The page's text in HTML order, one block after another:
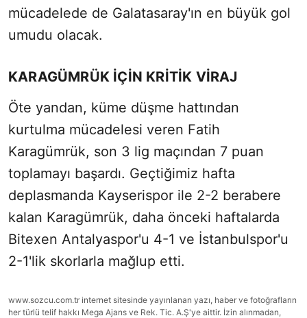
mücadelede de Galatasaray'ın en büyük gol
umudu olacak.
KARAGÜMRÜK İÇİN KRİTİK VİRAJ
Öte yandan, küme düşme hattından
kurtulma mücadelesi veren Fatih
Karagümrük, son 3 lig maçından 7 puan
toplamayı başardı. Geçtiğimiz hafta
deplasmanda Kayserispor ile 2-2 berabere
kalan Karagümrük, daha önceki haftalarda
Bitexen Antalyaspor'u 4-1 ve İstanbulspor'u
2-1'lik skorlarla mağlup etti.
www.sozcu.com.tr internet sitesinde yayınlanan yazı, haber ve fotoğrafların
her türlü telif hakkı Mega Ajans ve Rek. Tic. A.Ş'ye aittir. İzin alınmadan,